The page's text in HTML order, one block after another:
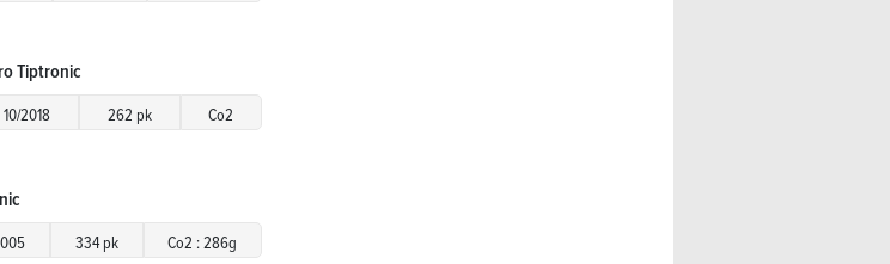
Tiptronic
10/2018 262 pk Co2
334 pk Co2 : 286g